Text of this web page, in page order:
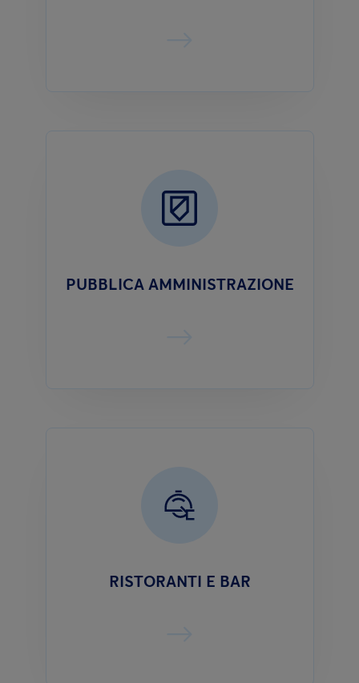
PUBBLICA AMMINISTRAZIONE
RISTORANTI E BAR